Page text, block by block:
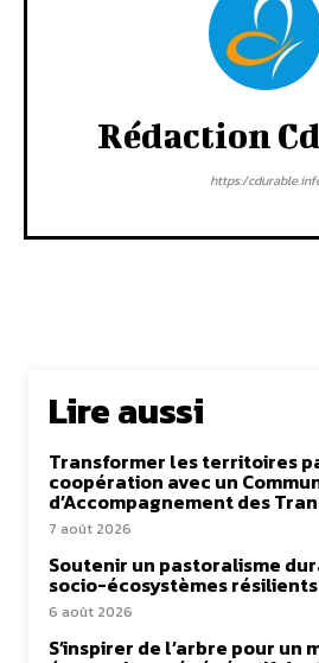
Rédaction
https:/
Lire aussi
Transformer les territoires
coopération avec un
d’Accompagnement des
7 août 2026
Soutenir un pastoralisme
socio-écosystèmes résilients
6 août 2026
S’inspirer de l’arbre pour un